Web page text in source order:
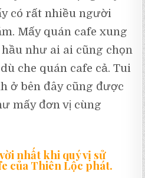
có rất nhiều người
Mấy quán cafe xung
như ai ai cũng chọn
che quán cafe cả. Tui
ở bên đây cũng được
mấy đơn vị cùng
nhất khi quý vị sử
của Thiên Lộc phát.